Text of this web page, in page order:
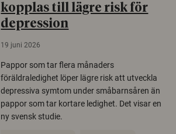
kopplas till lägre risk för
depression
19 juni 2026
Pappor som tar flera månaders
föräldraledighet löper lägre risk att utveckla
depressiva symtom under småbarnsåren än
pappor som tar kortare ledighet. Det visar en
ny svensk studie.